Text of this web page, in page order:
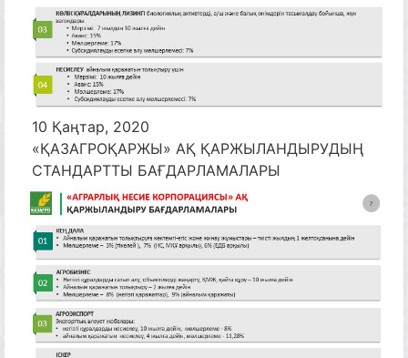
10 Қаңтар, 2020
«ҚАЗАГРОҚАРЖЫ» АҚ ҚАРЖЫЛАНДЫРУДЫҢ
СТАНДАРТТЫ БАҒДАРЛАМАЛАРЫ